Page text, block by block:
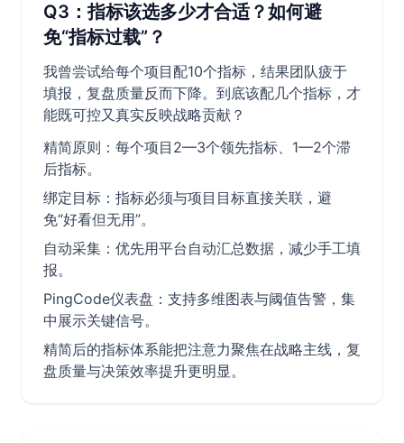
Q3：指标该选多少才合适？如何避
免“指标过载”？
我曾尝试给每个项目配10个指标，结果团队疲于
填报，复盘质量反而下降。到底该配几个指标，才
能既可控又真实反映战略贡献？
精简原则：每个项目2—3个领先指标、1—2个滞
后指标。
绑定目标：指标必须与项目目标直接关联，避
免“好看但无用”。
自动采集：优先用平台自动汇总数据，减少手工填
报。
PingCode仪表盘：支持多维图表与阈值告警，集
中展示关键信号。
精简后的指标体系能把注意力聚焦在战略主线，复
盘质量与决策效率提升更明显。